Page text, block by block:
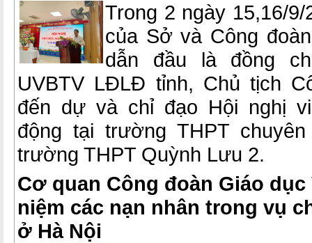
Trong 2 ngày 15,16/
của Sở và Công
dẫn đầu là đồng
UVBTV LĐLĐ tỉnh, Chủ tịch
đến dự và chỉ đạo Hội nghị
động tại trường THPT
trường THPT Quỳnh Lưu 2.
Cơ quan Công đoàn Giáo
niệm các nạn nhân trong vụ
ở Hà Nội